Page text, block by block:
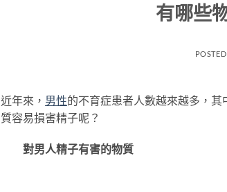
有哪些
近年來， 男性的不育症患者人數越來越多，
質容易損害精子呢？
對男人精子有害的物質